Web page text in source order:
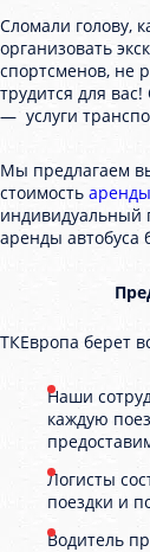
Сломали голову,
организовать
спортсменов, не
трудится для
— услуги
Мы предлагаем
стоимость
индивидуальный
аренды автобуса
ТКЕвропа берет
Наши
каждую
Логисты
поездки и
Водитель